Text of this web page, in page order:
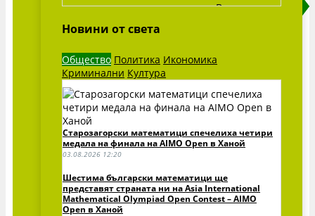
Виж всички »
Новини от света
Общество Политика Икономика
Криминални Култура
Старозагорски математици спечелиха четири
медала на финала на AIMO Open в Ханой
03.08.2026 12:20
Шестима български математици ще
представят страната ни на Asia International
Mathematical Olympiad Open Contest – AIMO
Open в Ханой